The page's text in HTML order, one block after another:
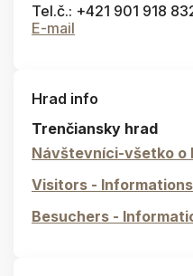
Tel.č.: +421 901 918
E-mail
Hrad info
Trenčiansky hrad
Návštevníci-všetko o
Visitors -
Besuchers -